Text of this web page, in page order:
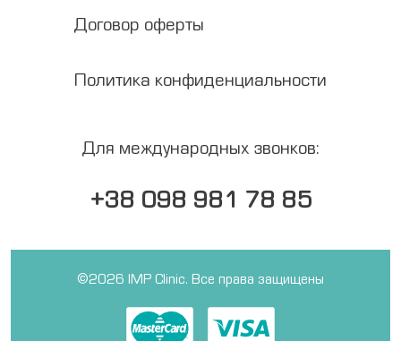
Договор оферты
Политика конфиденциальности
Для международных звонков:
+38 098 981 78 85
©2026 IMP Clinic. Все права защищены